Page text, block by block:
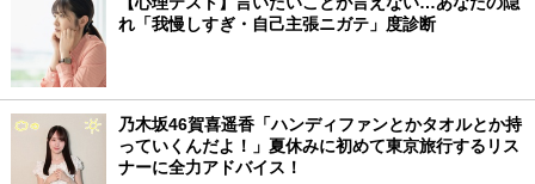
れ「我慢しすぎ・自己主張ニガテ」度診断
乃木坂46賀喜遥香「ハンディファンとかタオルとか持
っていくんだよ！」夏休みに初めて東京旅行するリス
ナーに全力アドバイス！